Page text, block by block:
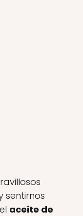
sentirnos
aceite de